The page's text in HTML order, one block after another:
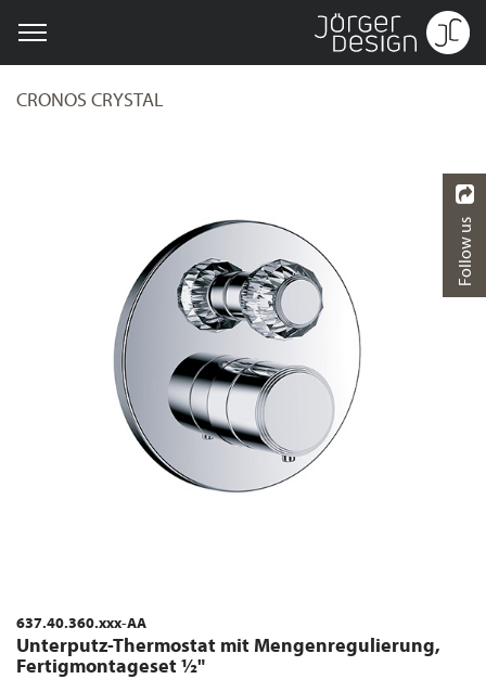
CRONOS CRYSTAL
637.40.360.xxx-AA
Unterputz-Thermostat mit Mengenregulierung,
Fertigmontageset ½"
Follow us